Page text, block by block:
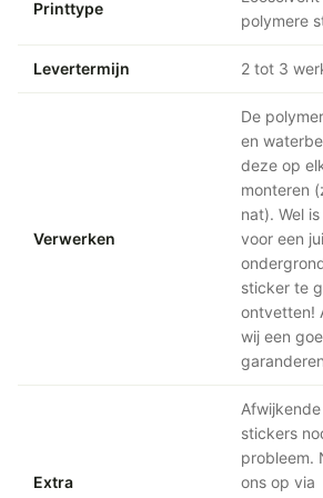
Printtype
polymere
Levertermijn 2 tot 3
Verwerken
De
en
deze op
monteren
nat). Wel
voor een
sticker te
ontvetten!
wij een
Extra
stickers
probleem.
ons op via